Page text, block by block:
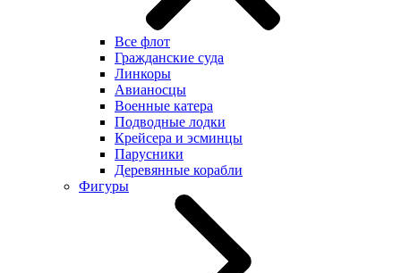
Все флот
Гражданские суда
Линкоры
Авианосцы
Военные катера
Подводные лодки
Крейсера и эсминцы
Парусники
Деревянные корабли
Фигуры